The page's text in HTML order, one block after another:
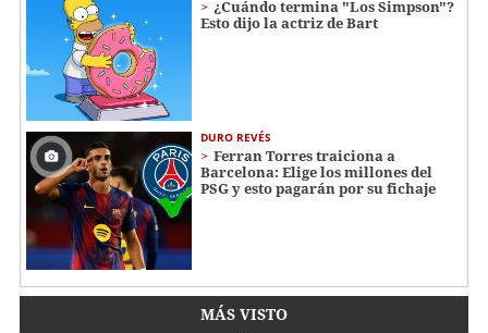
¿Cuándo termina "Los Simpson"?
Esto dijo la actriz de Bart
DURO REVÉS
Ferran Torres traiciona a
Barcelona: Elige los millones del
PSG y esto pagarán por su fichaje
MÁS VISTO